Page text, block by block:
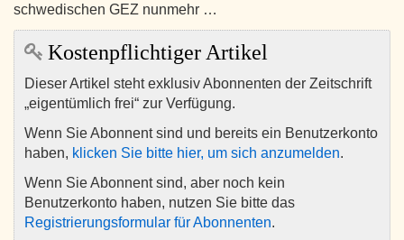
schwedischen GEZ nunmehr …
Kostenpflichtiger Artikel
Dieser Artikel steht exklusiv Abonnenten der Zeitschrift
„eigentümlich frei“ zur Verfügung.
Wenn Sie Abonnent sind und bereits ein Benutzerkonto
haben, klicken Sie bitte hier, um sich anzumelden.
Wenn Sie Abonnent sind, aber noch kein
Benutzerkonto haben, nutzen Sie bitte das
Registrierungsformular für Abonnenten.